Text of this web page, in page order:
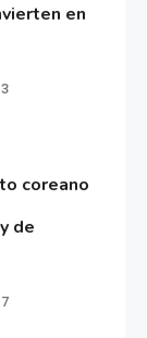
en
3
coreano
de
7